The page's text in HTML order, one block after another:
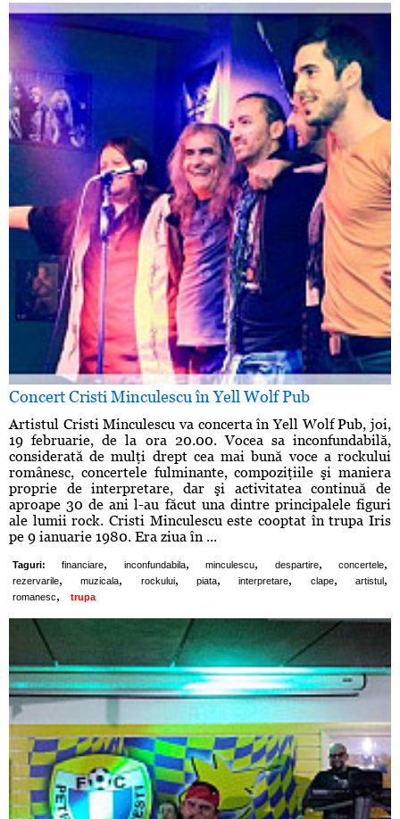
Concert Cristi Minculescu în Yell Wolf Pub
Artistul Cristi Minculescu va concerta în Yell Wolf Pub, joi,
19 februarie, de la ora 20.00. Vocea sa inconfundabilă,
considerată de mulţi drept cea mai bună voce a rockului
românesc, concertele fulminante, compoziţiile şi maniera
proprie de interpretare, dar şi activitatea continuă de
aproape 30 de ani l-au făcut una dintre principalele figuri
ale lumii rock. Cristi Minculescu este cooptat în trupa Iris
pe 9 ianuarie 1980. Era ziua în ...
Taguri: financiare, inconfundabila, minculescu, despartire, concertele,
rezervarile, muzicala, rockului, piata, interpretare, clape, artistul ,
romanesc, trupa